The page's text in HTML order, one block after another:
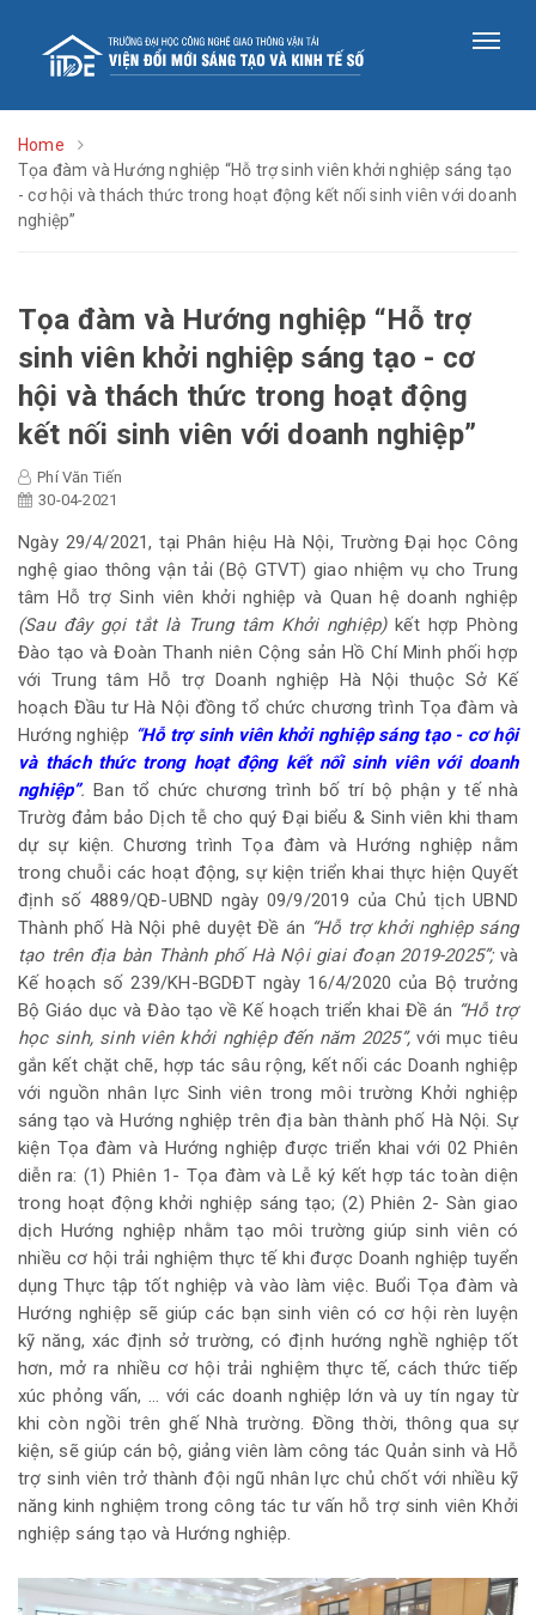
Home
Tọa đàm và Hướng nghiệp “Hỗ trợ sinh viên khởi nghiệp sáng tạo
- cơ hội và thách thức trong hoạt động kết nối sinh viên với doanh
nghiệp”
Tọa đàm và Hướng nghiệp “Hỗ trợ
sinh viên khởi nghiệp sáng tạo - cơ
hội và thách thức trong hoạt động
kết nối sinh viên với doanh nghiệp”
Phí Văn Tiến
30-04-2021
Ngày 29/4/2021, tại Phân hiệu Hà Nội, Trường Đại học Công
nghệ giao thông vận tải (Bộ GTVT) giao nhiệm vụ cho Trung
tâm Hỗ trợ Sinh viên khởi nghiệp và Quan hệ doanh nghiệp
(Sau đây gọi tắt là Trung tâm Khởi nghiệp)kết hợp Phòng
Đào tạo và Đoàn Thanh niên Cộng sản Hồ Chí Minh phối hợp
với Trung tâm Hỗ trợ Doanh nghiệp Hà Nội thuộc Sở Kế
hoạch Đầu tư Hà Nội đồng tổ chức chương trình Tọa đàm và
Hướng nghiệp “Hỗ trợ sinh viên khởi nghiệp sáng tạo - cơ hội
và thách thức trong hoạt động kết nối sinh viên với doanh
nghiệp”.Ban tổ chức chương trình bố trí bộ phận y tế nhà
Trườg đảm bảo Dịch tễ cho quý Đại biểu & Sinh viên khi tham
dự sự kiện. Chương trình Tọa đàm và Hướng nghiệp nằm
trong chuỗi các hoạt động, sự kiện triển khai thực hiện Quyết
định số 4889/QĐ-UBND ngày 09/9/2019 của Chủ tịch UBND
Thành phố Hà Nội phê duyệt Đề án “Hỗ trợ khởi nghiệp sáng
tạo trên địa bàn Thành phố Hà Nội giai đoạn 2019-2025”; và
Kế hoạch số 239/KH-BGDĐT ngày 16/4/2020 của Bộ trưởng
Bộ Giáo dục và Đào tạo về Kế hoạch triển khai Đề án “Hỗ trợ
học sinh, sinh viên khởi nghiệp đến năm 2025”,với mục tiêu
gắn kết chặt chẽ, hợp tác sâu rộng, kết nối các Doanh nghiệp
với nguồn nhân lực Sinh viên trong môi trường Khởi nghiệp
sáng tạo và Hướng nghiệp trên địa bàn thành phố Hà Nội. Sự
kiện Tọa đàm và Hướng nghiệp được triển khai với 02 Phiên
diễn ra: (1) Phiên 1- Tọa đàm và Lễ ký kết hợp tác toàn diện
trong hoạt động khởi nghiệp sáng tạo; (2) Phiên 2- Sàn giao
dịch Hướng nghiệp nhằm tạo môi trường giúp sinh viên có
nhiều cơ hội trải nghiệm thực tế khi được Doanh nghiệp tuyển
dụng Thực tập tốt nghiệp và vào làm việc. Buổi Tọa đàm và
Hướng nghiệp sẽ giúp các bạn sinh viên có cơ hội rèn luyện
kỹ năng, xác định sở trường, có định hướng nghề nghiệp tốt
hơn, mở ra nhiều cơ hội trải nghiệm thực tế, cách thức tiếp
xúc phỏng vấn, … với các doanh nghiệp lớn và uy tín ngay từ
khi còn ngồi trên ghế Nhà trường. Đồng thời, thông qua sự
kiện, sẽ giúp cán bộ, giảng viên làm công tác Quản sinh và Hỗ
trợ sinh viên trở thành đội ngũ nhân lực chủ chốt với nhiều kỹ
năng kinh nghiệm trong công tác tư vấn hỗ trợ sinh viên Khởi
nghiệp sáng tạo và Hướng nghiệp.